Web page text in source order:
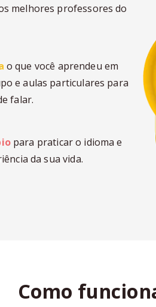
melhores professores do
o que você aprendeu em
e aulas particulares para
falar.
para praticar o idioma e
da sua vida.
Como